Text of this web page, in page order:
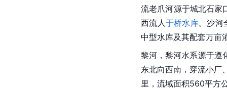
流老爪河源于城北石家
西流人 于桥水库。沙河
中型水库及其配套万亩
黎河，黎河水系源于遵
东北向西南，穿流小厂
里，流域面积560平方